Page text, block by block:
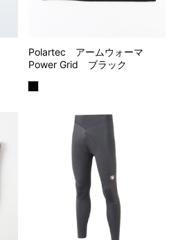
Polartec アームウォーマ
Power Grid ブラック